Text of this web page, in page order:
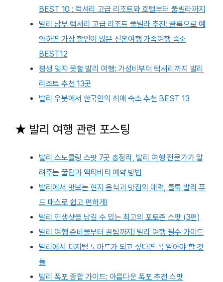
BEST 10 : 럭셔리 고급 리조트와 호텔부터 풀빌라까지
발리 남부 럭셔리 고급 리조트 풀빌라 추천: 클룩으로 예
약하면 가장 할인이 많은 신혼여행 가족여행 숙소
BEST12
평생 잊지 못할 발리 여행: 가성비부터 럭셔리까지 발리
리조트 추천 13곳
발리 우붓에서 한국인의 최애 숙소 추천 BEST 13
★ 발리 여행 관련 포스팅
발리 스노클링 스팟 7곳 총정리, 발리 여행 전문가가 알
려주는 꿀팁과 액티비티 예약 방법
발리에서 맛보는 현지 음식과 맛집의 매력, 클룩 발리 푸
드 패스로 쉽고 편하게!
발리 인생샷을 남길 수 있는 최고의 포토존 스팟 (3편)
발리 여행 준비물부터 꿀팁까지! 발리 여행 필수 가이드
발리에서 디지털 노마드가 되고 싶다면 꼭 알아야 할 것
들
발리 폭포 종합 가이드: 아름다운 폭포 추천 스팟